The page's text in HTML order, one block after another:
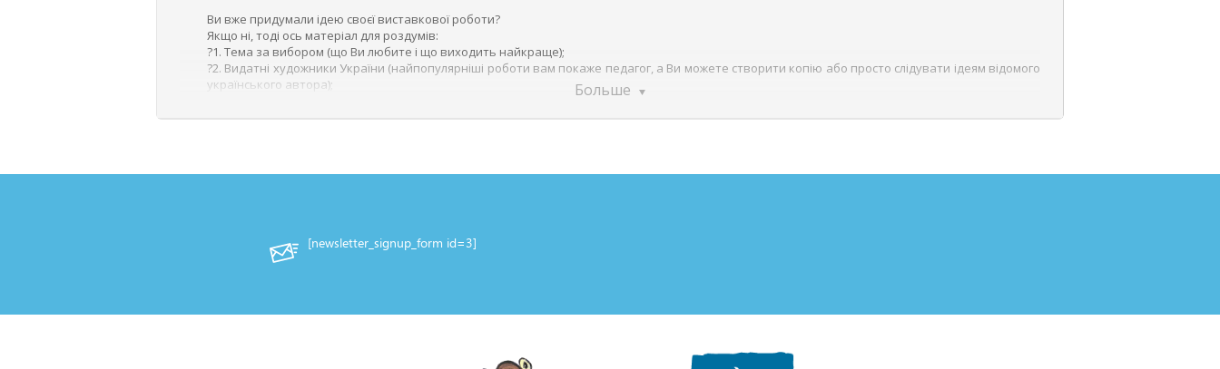
Больше
Ви вже придумали ідею своєї виставкової роботи?
Якщо ні, тоді ось матеріал для роздумів:
?1. Тема за вибором (що Ви любите і що виходить найкраще);
?2. Видатні художники України (найпопулярніші роботи вам покаже педагог, а Ви можете створити копію або просто слідувати ідеям відомого
українського автора);
?3. До 150-річчя від дня народження українського живописця Йосипа Куриласа (подивіться його роботи, вивчіть стиль, можливо Вам
захочеться створити свою роботу на будь-яку тему майстра).
Форма заявкиза посиланням
Якщо питання – пишіть, телефонуйте:
+380 (66) 098-07-80
[newsletter_signup_form id=3]